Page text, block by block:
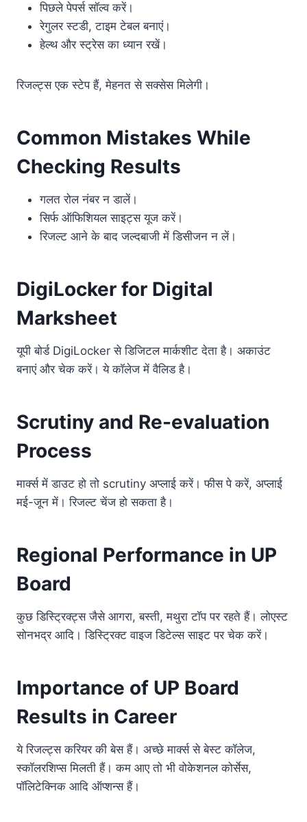
पिछले पेपर्स सॉल्व करें।
रेगुलर स्टडी, टाइम टेबल बनाएं।
हेल्थ और स्ट्रेस का ध्यान रखें।
रिजल्ट्स एक स्टेप हैं, मेहनत से सक्सेस मिलेगी।
Common Mistakes While
Checking Results
गलत रोल नंबर न डालें।
सिर्फ ऑफिशियल साइट्स यूज करें।
रिजल्ट आने के बाद जल्दबाजी में डिसीजन न लें।
DigiLocker for Digital
Marksheet
यूपी बोर्ड DigiLocker से डिजिटल मार्कशीट देता है। अकाउंट
बनाएं और चेक करें। ये कॉलेज में वैलिड है।
Scrutiny and Re-evaluation
Process
मार्क्स में डाउट हो तो scrutiny अप्लाई करें। फीस पे करें, अप्लाई
मई-जून में। रिजल्ट चेंज हो सकता है।
Regional Performance in UP
Board
कुछ डिस्ट्रिक्ट्स जैसे आगरा, बस्ती, मथुरा टॉप पर रहते हैं। लोएस्ट
सोनभद्र आदि। डिस्ट्रिक्ट वाइज डिटेल्स साइट पर चेक करें।
Importance of UP Board
Results in Career
ये रिजल्ट्स करियर की बेस हैं। अच्छे मार्क्स से बेस्ट कॉलेज,
स्कॉलरशिप्स मिलती हैं। कम आए तो भी वोकेशनल कोर्सेस,
पॉलिटेक्निक आदि ऑप्शन्स हैं।